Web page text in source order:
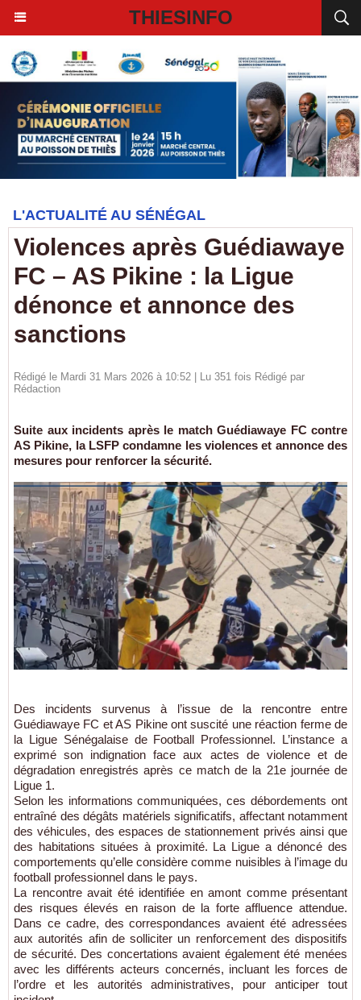
THIESINFO
L'ACTUALITÉ AU SÉNÉGAL
Violences après Guédiawaye
FC – AS Pikine : la Ligue
dénonce et annonce des
sanctions
Rédigé le Mardi 31 Mars 2026 à 10:52 | Lu 351 fois Rédigé par
Rédaction
Suite aux incidents après le match Guédiawaye FC contre
AS Pikine, la LSFP condamne les violences et annonce des
mesures pour renforcer la sécurité.
Des incidents survenus à l’issue de la rencontre entre
Guédiawaye FC et AS Pikine ont suscité une réaction ferme de
la Ligue Sénégalaise de Football Professionnel. L’instance a
exprimé son indignation face aux actes de violence et de
dégradation enregistrés après ce match de la 21e journée de
Ligue 1.
Selon les informations communiquées, ces débordements ont
entraîné des dégâts matériels significatifs, affectant notamment
des véhicules, des espaces de stationnement privés ainsi que
des habitations situées à proximité. La Ligue a dénoncé des
comportements qu’elle considère comme nuisibles à l’image du
football professionnel dans le pays.
La rencontre avait été identifiée en amont comme présentant
des risques élevés en raison de la forte affluence attendue.
Dans ce cadre, des correspondances avaient été adressées
aux autorités afin de solliciter un renforcement des dispositifs
de sécurité. Des concertations avaient également été menées
avec les différents acteurs concernés, incluant les forces de
l’ordre et les autorités administratives, pour anticiper tout